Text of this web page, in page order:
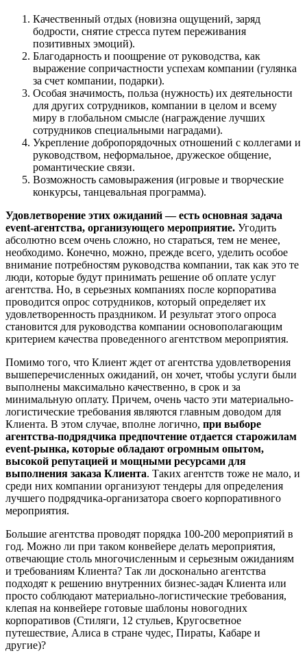
Качественный отдых (новизна ощущений, заряд
бодрости, снятие стресса путем переживания
позитивных эмоций).
Благодарность и поощрение от руководства, как
выражение сопричастности успехам компании (гулянка
за счет компании, подарки).
Особая значимость, польза (нужность) их деятельности
для других сотрудников, компании в целом и всему
миру в глобальном смысле (награждение лучших
сотрудников специальными наградами).
Укрепление добропорядочных отношений с коллегами и
руководством, неформальное, дружеское общение,
романтические связи.
Возможность самовыражения (игровые и творческие
конкурсы, танцевальная программа).
Удовлетворение этих ожиданий — есть основная задача
event-агентства, организующего мероприятие. Угодить
абсолютно всем очень сложно, но стараться, тем не менее,
необходимо. Конечно, можно, прежде всего, уделить особое
внимание потребностям руководства компании, так как это те
люди, которые будут принимать решение об оплате услуг
агентства. Но, в серьезных компаниях после корпоратива
проводится опрос сотрудников, который определяет их
удовлетворенность праздником. И результат этого опроса
становится для руководства компании основополагающим
критерием качества проведенного агентством мероприятия.
Помимо того, что Клиент ждет от агентства удовлетворения
вышеперечисленных ожиданий, он хочет, чтобы услуги были
выполнены максимально качественно, в срок и за
минимальную оплату. Причем, очень часто эти материально-
логистические требования являются главным доводом для
Клиента. В этом случае, вполне логично, при выборе
агентства-подрядчика предпочтение отдается старожилам
event-рынка, которые обладают огромным опытом,
высокой репутацией и мощными ресурсами для
выполнения заказа Клиента. Таких агентств тоже не мало, и
среди них компании организуют тендеры для определения
лучшего подрядчика-организатора своего корпоративного
мероприятия.
Большие агентства проводят порядка 100-200 мероприятий в
год. Можно ли при таком конвейере делать мероприятия,
отвечающие столь многочисленным и серьезным ожиданиям
и требованиям Клиента? Так ли досконально агентства
подходят к решению внутренних бизнес-задач Клиента или
просто соблюдают материально-логистические требования,
клепая на конвейере готовые шаблоны новогодних
корпоративов (Стиляги, 12 стульев, Кругосветное
путешествие, Алиса в стране чудес, Пираты, Кабаре и
другие)?